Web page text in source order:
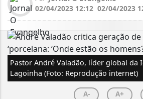
02/04/2023 12:12 02/04/2023
Pastor André Valadão, líder global da
Lagoinha (Foto: Reprodução internet)
A- A+